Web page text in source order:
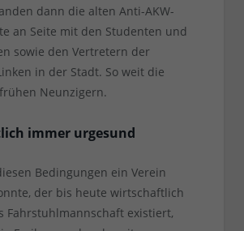
dann die alten Anti-AKW-
an Seite mit den Studenten und
sowie den Vertretern der
in der Stadt. So weit die
Neunzigern.
immer urgesund
Bedingungen ein Verein
der bis heute wirtschaftlich
Fahrstuhlmannschaft existiert,